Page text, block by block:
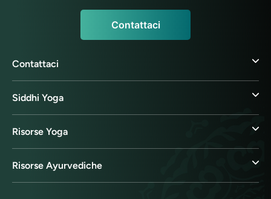
Contattaci
Contattaci
Siddhi Yoga
Risorse Yoga
Risorse Ayurvediche